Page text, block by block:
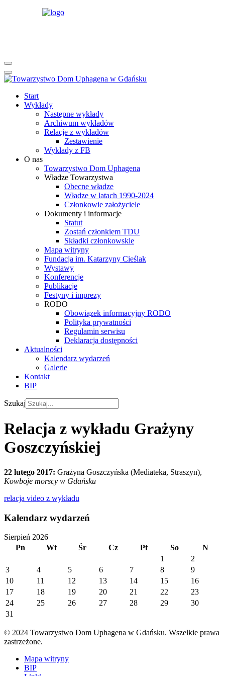
Start
Wykłady
Następne wykłady
Archiwum wykładów
Relacje z wykładów
Zestawienie
Wykłady z FB
O nas
Towarzystwo Dom Uphagena
Władze Towarzystwa
Obecne władze
Władze w latach 1990-2024
Członkowie założyciele
Dokumenty i informacje
Statut
Zostań członkiem TDU
Składki członkowskie
Mapa witryny
Fundacja im. Katarzyny Cieślak
Wystawy
Konferencje
Publikacje
Festyny i imprezy
RODO
Obowiązek informacyjny RODO
Polityka prywatności
Regulamin serwisu
Deklaracja dostępności
Aktualności
Kalendarz wydarzeń
Galerie
Kontakt
BIP
Szukaj
Relacja z wykładu Grażyny
Goszczyńskiej
22 lutego 2017: Grażyna Goszczyńska (Mediateka, Straszyn),
Kowboje morscy w Gdańsku
relacja video z wykładu
Kalendarz wydarzeń
Sierpień 2026
Pn
Wt Śr Cz Pt So
N
1
2
3
4 5 6 7 8
9
10
11 12 13 14 15
16
17
18 19 20 21 22
23
24
25 26 27 28 29
30
31
© 2024 Towarzystwo Dom Uphagena w Gdańsku. Wszelkie prawa
zastrzeżone.
Mapa witryny
BIP